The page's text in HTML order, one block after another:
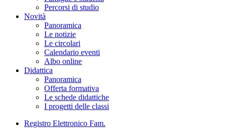
Percorsi di studio
Novità
Panoramica
Le notizie
Le circolari
Calendario eventi
Albo online
Didattica
Panoramica
Offerta formativa
Le schede didattiche
I progetti delle classi
Registro Elettronico Fam.